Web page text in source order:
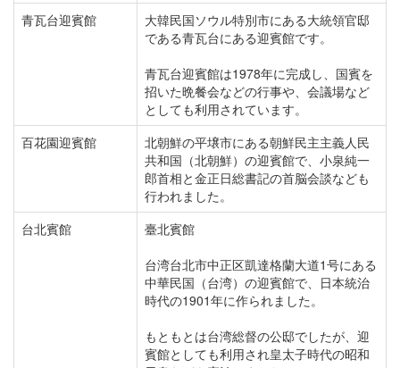
青瓦台迎賓館
大韓民国ソウル特別市にある大統領官邸
である青瓦台にある迎賓館です。
青瓦台迎賓館は1978年に完成し、国賓を
招いた晩餐会などの行事や、会議場など
としても利用されています。
百花園迎賓館
北朝鮮の平壌市にある朝鮮民主主義人民
共和国（北朝鮮）の迎賓館で、小泉純一
郎首相と金正日総書記の首脳会談なども
行われました。
台北賓館
臺北賓館
台湾台北市中正区凱達格蘭大道1号にある
中華民国（台湾）の迎賓館で、日本統治
時代の1901年に作られました。
もともとは台湾総督の公邸でしたが、迎
賓館としても利用され皇太子時代の昭和